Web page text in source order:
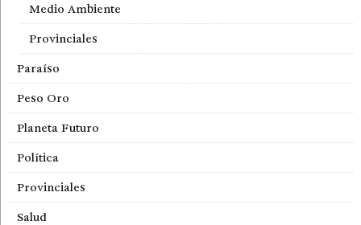
Medio Ambiente
Provinciales
Paraíso
Peso Oro
Planeta Futuro
Política
Provinciales
Salud